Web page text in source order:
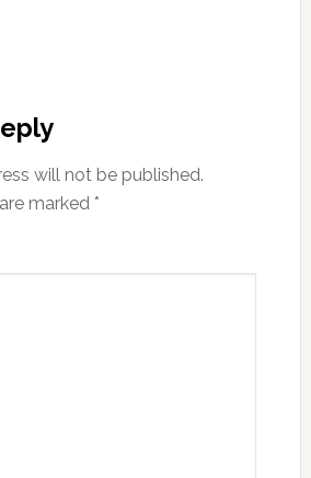
will not be published.
marked *